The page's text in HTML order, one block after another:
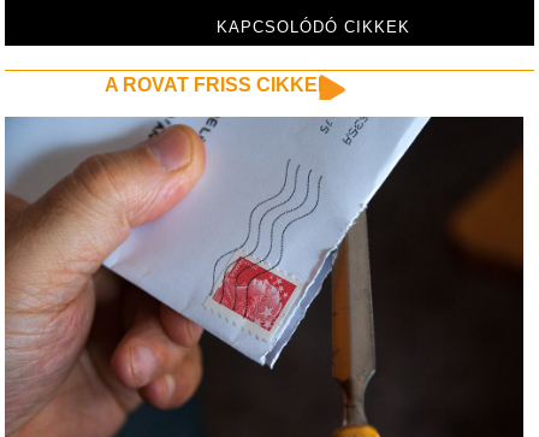
KAPCSOLÓDÓ CIKKEK
A ROVAT FRISS CIKKEI